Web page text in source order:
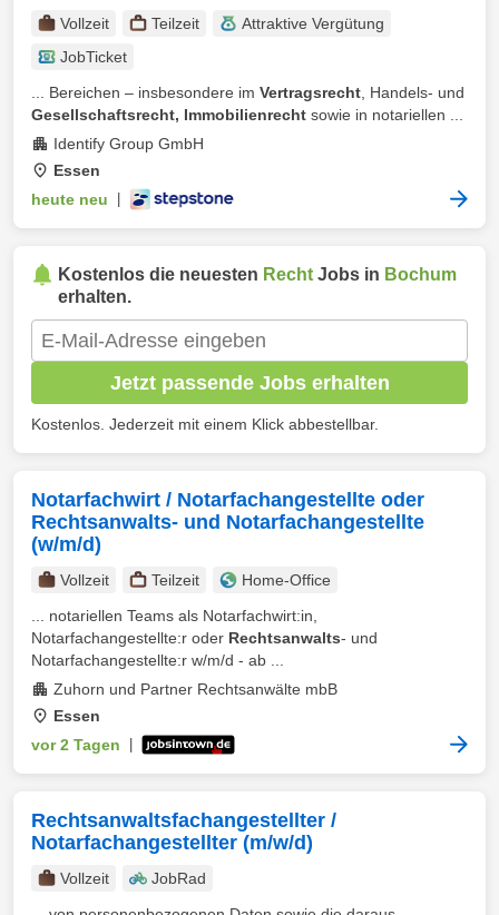
Vollzeit Teilzeit
Attraktive Vergütung
JobTicket
... Bereichen – insbesondere im Vertragsrecht , Handels- und
Gesellschaftsrecht, Immobilienrecht sowie in notariellen ...
Identify Group GmbH
Essen
heute neu
Kostenlos die neuesten Recht Jobs in Bochum
erhalten.
Jetzt passende Jobs erhalten
Kostenlos. Jederzeit mit einem Klick abbestellbar.
Notarfachwirt / Notarfachangestellte oder
Rechtsanwalts- und Notarfachangestellte
(w/m/d)
Vollzeit Teilzeit
Home-Office
... notariellen Teams als Notarfachwirt:in,
Notarfachangestellte:r oder Rechtsanwalts- und
Notarfachangestellte:r w/m/d - ab ...
Zuhorn und Partner Rechtsanwälte mbB
Essen
vor 2 Tagen
Rechtsanwaltsfachangestellter /
Notarfachangestellter (m/w/d)
Vollzeit
JobRad